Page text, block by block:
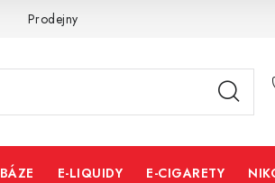
Prodejny
BÁZE E-LIQUIDY E-CIGARETY